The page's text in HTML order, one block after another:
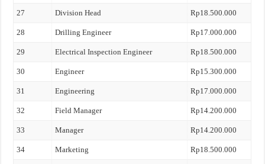
27 Division Head Rp18.500.000
28 Drilling Engineer Rp17.000.000
29 Electrical Inspection Engineer Rp18.500.000
30 Engineer Rp15.300.000
31 Engineering Rp17.000.000
32 Field Manager Rp14.200.000
33 Manager Rp14.200.000
34 Marketing Rp18.500.000